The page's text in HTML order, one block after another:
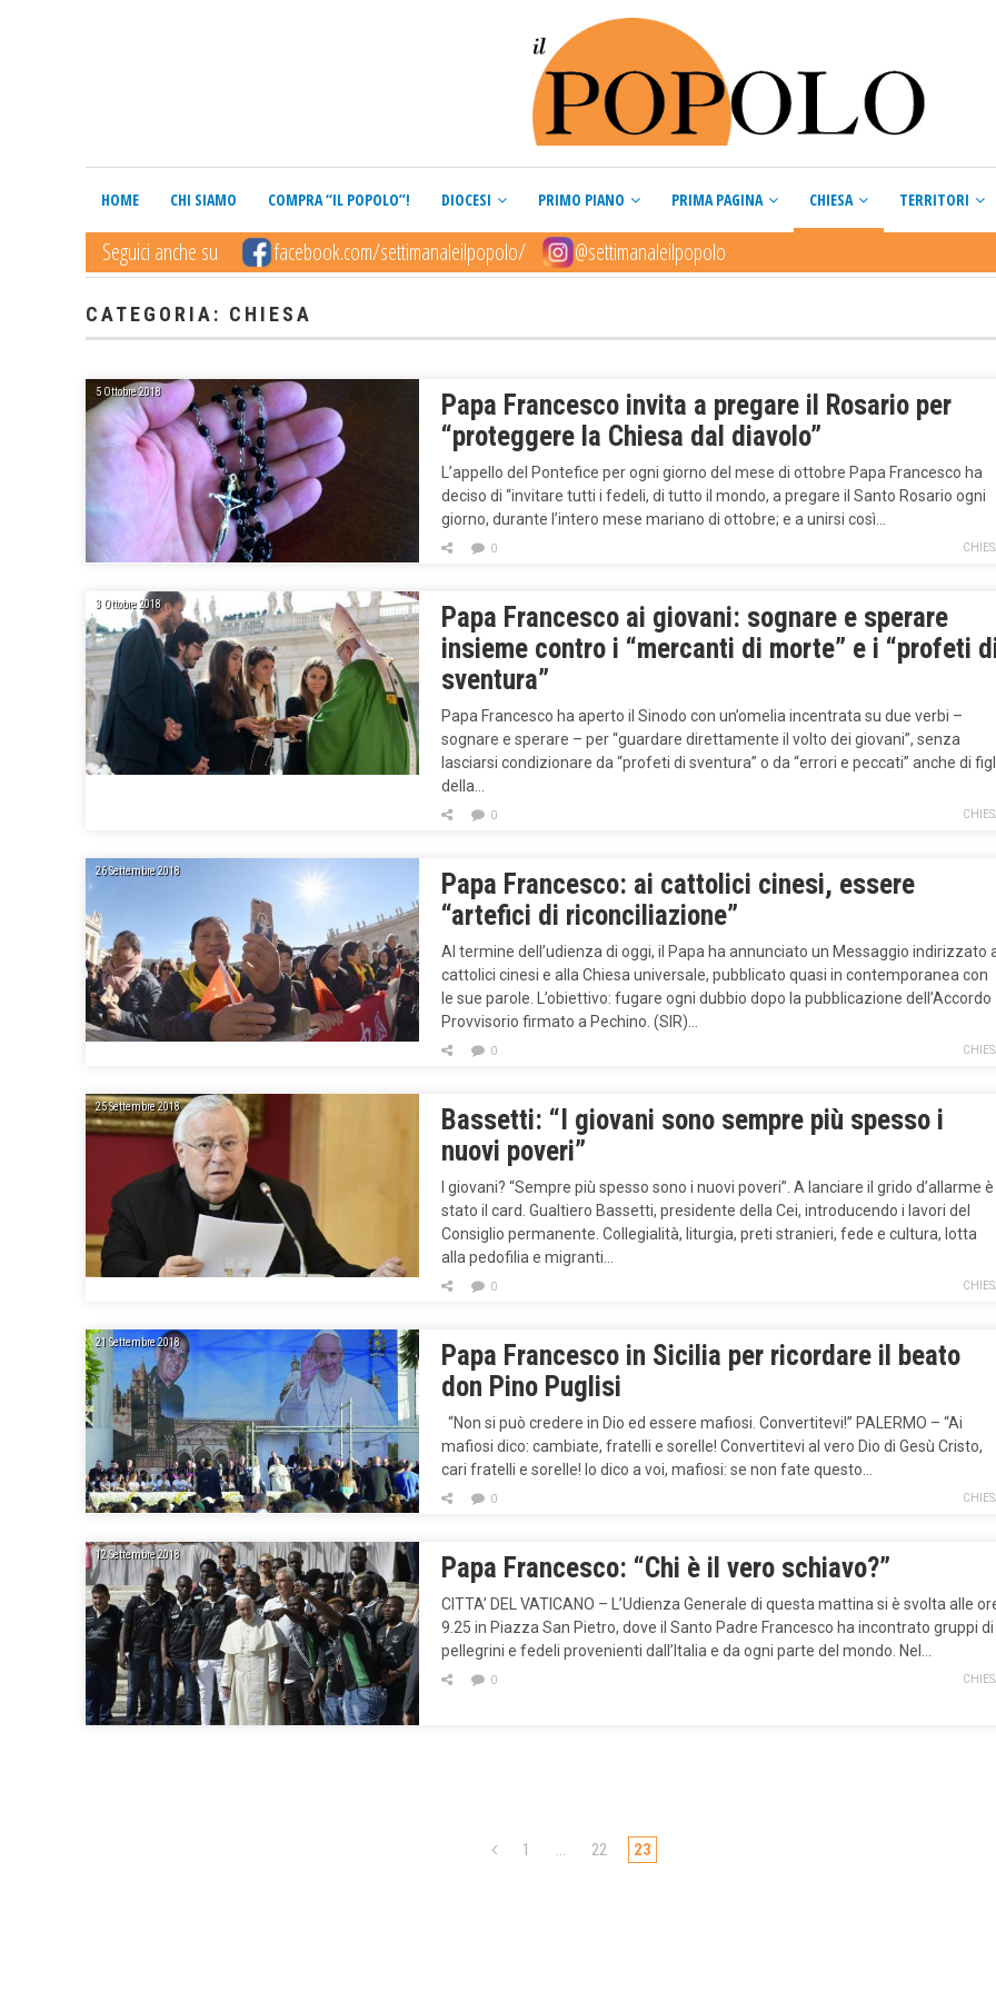
HOME CHI SIAMO COMPRA “IL POPOLO”! DIOCESI PRIMO PIANO PRIMA PAGINA CHIESA TERRITORI
Seguici anche su facebook.com/settimanaleilpopolo/ @settimanaleilpopolo
CATEGORIA: CHIESA
5 Ottobre 2018
Papa Francesco invita a pregare il Rosario per
“proteggere la Chiesa dal diavolo”
L’appello del Pontefice per ogni giorno del mese di ottobre Papa Francesco ha
deciso di “invitare tutti i fedeli, di tutto il mondo, a pregare il Santo Rosario ogni
giorno, durante l’intero mese mariano di ottobre; e a unirsi così…
0
3 Ottobre 2018
Papa Francesco ai giovani: sognare e sperare
insieme contro i “mercanti di morte” e i “profeti
sventura”
Papa Francesco ha aperto il Sinodo con un’omelia incentrata su due verbi –
sognare e sperare – per “guardare direttamente il volto dei giovani”, senza
lasciarsi condizionare da “profeti di sventura” o da “errori e peccati” anche di
della…
0
26 Settembre 2018
Papa Francesco: ai cattolici cinesi, essere
“artefici di riconciliazione”
Al termine dell’udienza di oggi, il Papa ha annunciato un Messaggio indirizzato
cattolici cinesi e alla Chiesa universale, pubblicato quasi in contemporanea con
le sue parole. L’obiettivo: fugare ogni dubbio dopo la pubblicazione dell’Accordo
Provvisorio firmato a Pechino. (SIR)…
0
25 Settembre 2018
Bassetti: “I giovani sono sempre più spesso i
nuovi poveri”
I giovani? “Sempre più spesso sono i nuovi poveri”. A lanciare il grido d’allarme è
stato il card. Gualtiero Bassetti, presidente della Cei, introducendo i lavori del
Consiglio permanente. Collegialità, liturgia, preti stranieri, fede e cultura, lotta
alla pedofilia e migranti…
0
21 Settembre 2018
Papa Francesco in Sicilia per ricordare il beato
don Pino Puglisi
“Non si può credere in Dio ed essere mafiosi. Convertitevi!” PALERMO – “Ai
mafiosi dico: cambiate, fratelli e sorelle! Convertitevi al vero Dio di Gesù Cristo,
cari fratelli e sorelle! Io dico a voi, mafiosi: se non fate questo…
0
12 Settembre 2018 Papa Francesco: “Chi è il vero schiavo?”
CITTA’ DEL VATICANO – L’Udienza Generale di questa mattina si è svolta alle
9.25 in Piazza San Pietro, dove il Santo Padre Francesco ha incontrato gruppi di
pellegrini e fedeli provenienti dall’Italia e da ogni parte del mondo. Nel…
0
1 … 22 23